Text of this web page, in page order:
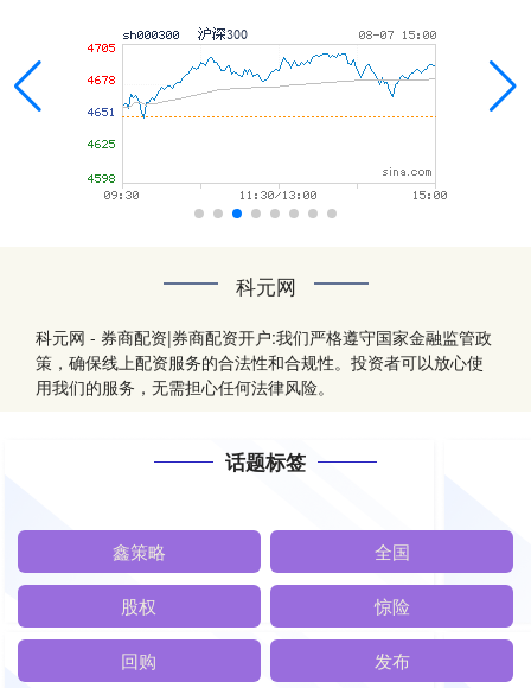
科元网
科元网 - 券商配资|券商配资开户:我们严格遵守国家金融监管政
策，确保线上配资服务的合法性和合规性。投资者可以放心使
用我们的服务，无需担心任何法律风险。
话题标签
鑫策略 全国
股权 惊险
回购 发布